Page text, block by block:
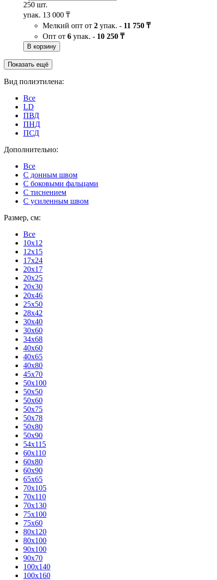
250 шт.
упак. 13 000 ₸
Мелкий опт от 2 упак. - 11 750 ₸
Опт от 6 упак. - 10 250 ₸
В корзину
Показать ещё
Вид полиэтилена:
Все
LD
ПВД
ПНД
ПСД
Дополнительно:
Все
C донным швом
С боковыми фальцами
С тиснением
С усиленным швом
Размер, см:
Все
10x12
12x15
17x24
20x17
20x25
20x30
20x46
25x50
28x42
30x40
30x60
34x68
40x60
40x65
40x80
45x70
50x100
50x50
50x60
50x75
50x78
50x80
50x90
54x115
60x110
60x80
60x90
65x65
70x105
70x110
70x130
75x100
75x60
80x120
80х100
90x100
90x70
100x140
100x160